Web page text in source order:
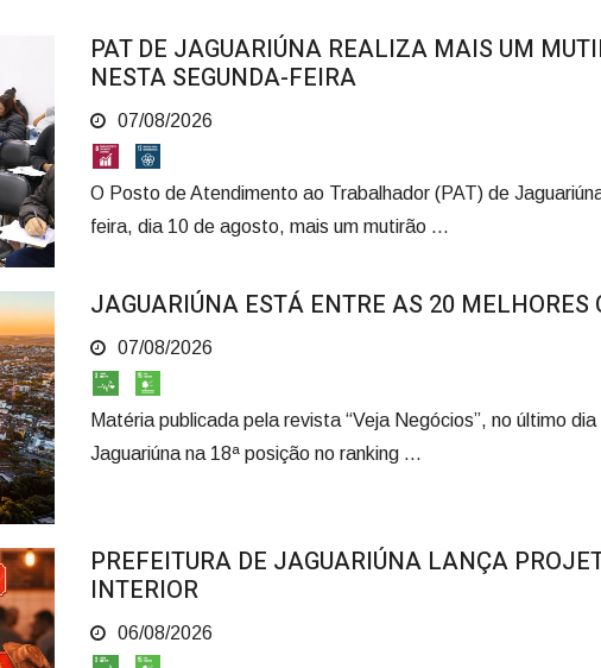
PAT DE JAGUARIÚNA REALIZA MAIS UM
NESTA SEGUNDA-FEIRA
07/08/2026
O Posto de Atendimento ao Trabalhador (PAT) de
feira, dia 10 de agosto, mais um mutirão ...
JAGUARIÚNA ESTÁ ENTRE AS 20 MELHORES
07/08/2026
Matéria publicada pela revista “Veja Negócios”, no último
Jaguariúna na 18ª posição no ranking ...
PREFEITURA DE JAGUARIÚNA LANÇA
INTERIOR
06/08/2026